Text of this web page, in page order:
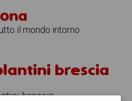
il mondo intorno
brescia
brescia